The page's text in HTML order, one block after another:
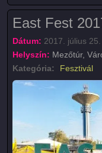
East Fest
Dátum: 2017. július
Helyszín: Mezőtúr,
Kategória:
Fesztivál